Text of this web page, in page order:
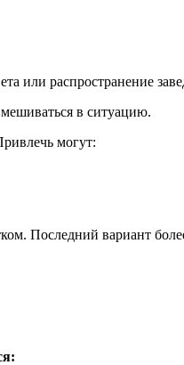
или распространение
в ситуацию.
могут:
Последний вариант